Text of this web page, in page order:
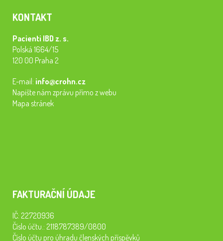
KONTAKT
Pacienti IBD z. s.
Polská 1664/15
120 00 Praha 2
E-mail: info@crohn.cz
Napište nám zprávu přímo z webu
Mapa stránek
FAKTURAČNÍ ÚDAJE
IČ: 22720936
Číslo účtu.: 2118787389/0800
Číslo účtu pro úhradu členských příspěvků